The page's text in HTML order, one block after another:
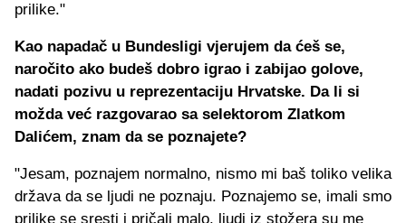
prilike."
Kao napadač u Bundesligi vjerujem da ćeš se,
naročito ako budeš dobro igrao i zabijao golove,
nadati pozivu u reprezentaciju Hrvatske. Da li si
možda već razgovarao sa selektorom Zlatkom
Dalićem, znam da se poznajete?
"Jesam, poznajem normalno, nismo mi baš toliko velika
država da se ljudi ne poznaju. Poznajemo se, imali smo
prilike se sresti i pričali malo, ljudi iz stožera su me